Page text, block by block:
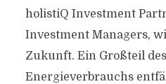
holistiQ Investment
Investment Managers,
Zukunft. Ein Großteil
Energieverbrauchs